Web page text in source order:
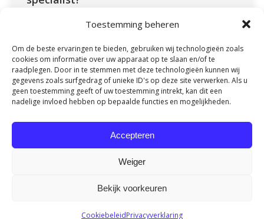
Toestemming beheren
Om de beste ervaringen te bieden, gebruiken wij technologieën zoals
cookies om informatie over uw apparaat op te slaan en/of te
raadplegen. Door in te stemmen met deze technologieën kunnen wij
gegevens zoals surfgedrag of unieke ID's op deze site verwerken. Als u
geen toestemming geeft of uw toestemming intrekt, kan dit een
nadelige invloed hebben op bepaalde functies en mogelijkheden.
Accepteren
Weiger
Bekijk voorkeuren
CookiebeleidPrivacyverklaring
Rugpijn is een veelvoorkomend probleem dat vele
mensen op verschillende momenten in hun leven treft.
Hoewel lichte of tijdelijke klachten vaak vanzelf
verdwijnen, zijn er situaties waarin het noodzakelijk is
de juiste behandeling kan bijdragen aan een sneller…